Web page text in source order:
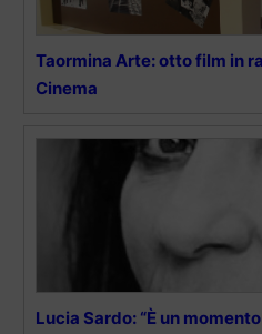
Taormina Arte: otto film in
Cinema
Lucia Sardo: “È un